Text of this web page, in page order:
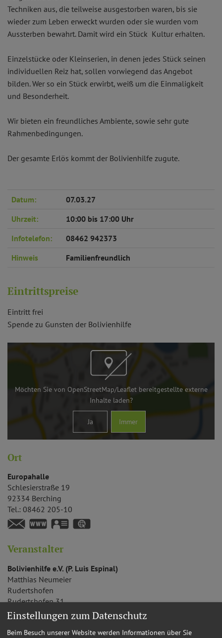
Techniken aus, die teilweise ausgestorben waren, bis sie
wieder zum Leben erweckt wurden oder sie wurden vom
Aussterben bewahrt. Damit wird ein Stück Kultur erhalten.
Einzelstücke oder Kleinserien, in denen jedes Stück seinen
individuellen Reiz hat, sollen vorwiegend das Angebot
bilden. Wer so ein Stück erwirbt, weiß um die Einmaligkeit
und Besonderheit.
Wir bieten ein freundliches Ambiente, sowie sehr gute
Rahmenbedingungen.
Der gesamte Erlös kommt der Bolivienhilfe zugute.
Datum:
07.03.27
Uhrzeit:
10:00 bis 17:00 Uhr
Infotelefon:
08462 942373
Hinweis
Familienfreundlich
Eintrittspreise
Eintritt frei
Spende zu Gunsten der Bolivienhilfe
Möchten Sie von OpenStreetMap/Leafletbereitgestellte externe
Inhalte laden?
Ja Immer
Ort
Europahalle
Schlesierstraße 19
92334 Berching
Tel.: 08462 205-10
www.berching.de
vCard
Veranstalter
Bolivienhilfe e.V. (P. Luis Espinal)
Matthias Neumeier
Rudertshofen
Rudertshofen 31
92334 Berching
0160 91763325
www.bolivienhilfe.com
vCard
Einstellungen zum Datenschutz
Beim Besuch unserer Website werden Informationen über Sie